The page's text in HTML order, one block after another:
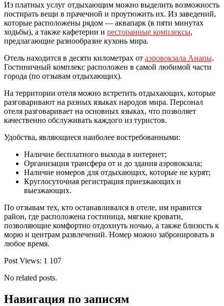
Из платных услуг отдыхающим можно выделить возможность
постирать вещи в прачечной и проутюжить их. Из заведений,
которые расположены рядом — аквапарк (в пяти минутах
ходьбы), а также кафетерии и ресторанные комплексы,
предлагающие разнообразие кухонь мира.
Отель находится в десяти километрах от аэровокзала Анапы.
Гостиничный комплекс расположен в самой любимой части
города (по отзывам отдыхающих).
На территории отеля можно встретить отдыхающих, которые
разговаривают на разных языках народов мира. Персонал
отеля разговаривает на основных языках, что позволяет
качественно обслуживать каждого из туристов.
Удобства, являющиеся наиболее востребованными:
Наличие бесплатного выхода в интернет;
Организация трансфера от и до здания аэровокзала;
Наличие номеров для отдыхающих, которые не курят;
Круглосуточная регистрация приезжающих и
выезжающих.
По отзывам тех, кто останавливался в отеле, им нравится
район, где расположена гостиница, мягкие кровати,
позволяющие комфортно отдохнуть ночью, а также близость к
морю и центрам развлечений. Номер можно забронировать в
любое время.
Post Views: 1 107
No related posts.
Навигация по записям